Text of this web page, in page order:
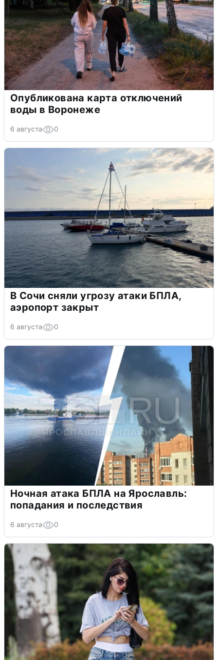
Опубликована карта отключений
воды в Воронеже
6 августа 0
В Сочи сняли угрозу атаки БПЛА,
аэропорт закрыт
6 августа 0
Ночная атака БПЛА на Ярославль:
попадания и последствия
6 августа 0